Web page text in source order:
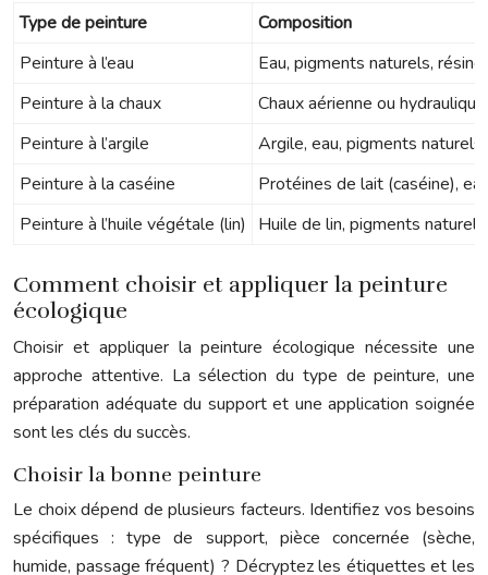
Type de peinture
Composition
Peinture à l’eau
Eau, pigments naturels,
Peinture à la chaux
Chaux aérienne ou
Peinture à l’argile
Argile, eau, pigments naturels
Peinture à la caséine
Protéines de lait (caséine),
Peinture à l’huile végétale (lin)
Huile de lin, pigments naturels
Comment choisir et appliquer la peinture
écologique
Choisir et appliquer la peinture écologique nécessite une
approche attentive. La sélection du type de peinture, une
préparation adéquate du support et une application soignée
sont les clés du succès.
Choisir la bonne peinture
Le choix dépend de plusieurs facteurs. Identifiez vos besoins
spécifiques : type de support, pièce concernée (sèche,
humide, passage fréquent) ? Décryptez les étiquettes et les